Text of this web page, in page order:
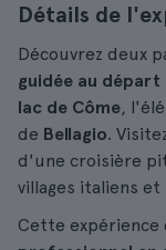
Détails de
Découvrez deux
guidée au départ
lac de Côme,
de Bellagio.
d'une croisière
villages italiens
Cette expérience